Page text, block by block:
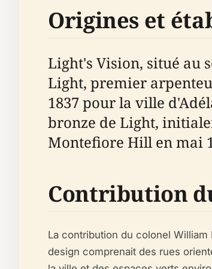
Origines et
Light's Vision, situé au
Light, premier
1837 pour la ville
bronze de Light,
Montefiore Hill en mai
Contribution
La contribution du colonel
design comprenait des rues